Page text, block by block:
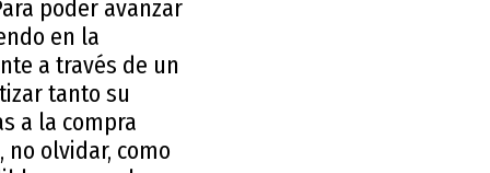
poder avanzar
en la
a través de un
tanto su
a la compra
olvidar, como